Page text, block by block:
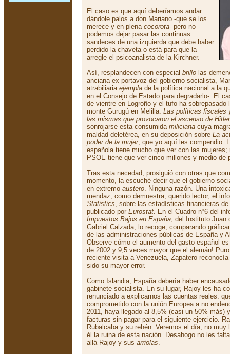
El caso es que aquí deberíamos andar
dándole palos a don Mariano -que se los
merece y en plena cocorota- pero no
podemos dejar pasar las continuas
sandeces de una izquierda que debe haber
perdido la chaveta o está para que la
arregle el psicoanalista de la Kirchner.
Así, resplandecen con especial brillo las
anciana ex portavoz del gobierno socialista,
atrabiliaria ejempla de la política nacional a la
en el Consejo de Estado para degradarlo-. El
de vientre en Logroño y el tufo ha
monte Gurugú en Melilla: Las políticas fiscales
las mismas que provocaron el ascenso de
sonrojarse esta consumida miliciana cuya
maldad deletérea, en su deposición sobre La
poder de la mujer, que yo aquí les compendio:
española tiene mucho que ver con las
PSOE tiene que ver cinco millones y medio de
Tras esta necedad, prosiguió con otras que
momento, la escuché decir que el gobierno
en extremo austero. Ninguna razón. Una
mendaz; como demuestra, querido lector, el
Statistics, sobre las estadísticas financieras
publicado por Eurostat. En el Cuadro nº6 del
Impuestos Bajos en España, del Instituto Juan
Gabriel Calzada, lo recoge, comparando
de las administraciones públicas de España y
Observe cómo el aumento del gasto español
de 2002 y 9,5 veces mayor que el alemán!
reciente visita a Venezuela, Zapatero
sido su mayor error.
Como Islandia, España debería haber
gabinete socialista. En su lugar, Rajoy les ha
renunciado a explicarnos las cuentas reales:
comprometido con la unión Europea a no
2011, haya llegado al 8,5% (casi un 50% más)
facturas sin pagar para el siguiente ejercicio.
Rubalcaba y su rehén. Veremos el día, no muy
él la ruina de esta nación. Desahogo no les
allá Rajoy y sus arriolas.